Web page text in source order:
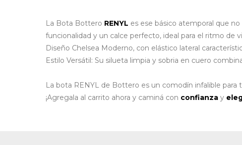
La Bota Bottero RENYL es ese básico atemporal que
funcionalidad y un calce perfecto, ideal para el ritmo de
Diseño Chelsea Moderno, con elástico lateral
Estilo Versátil: Su silueta limpia y sobria en cuero
La bota RENYL de Bottero es un comodín infalible
¡Agregala al carrito ahora y caminá con confianza y